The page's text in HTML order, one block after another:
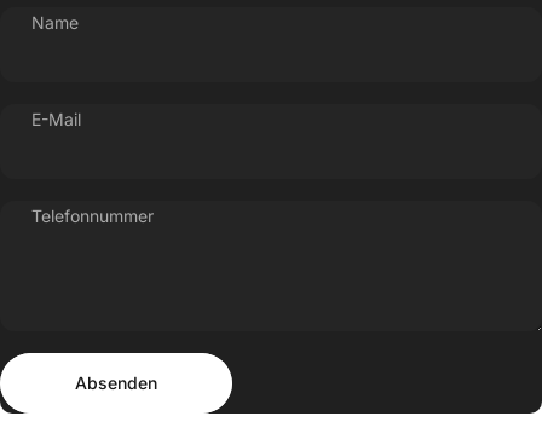
Name
E-Mail
Telefonnummer
Absenden
Absenden